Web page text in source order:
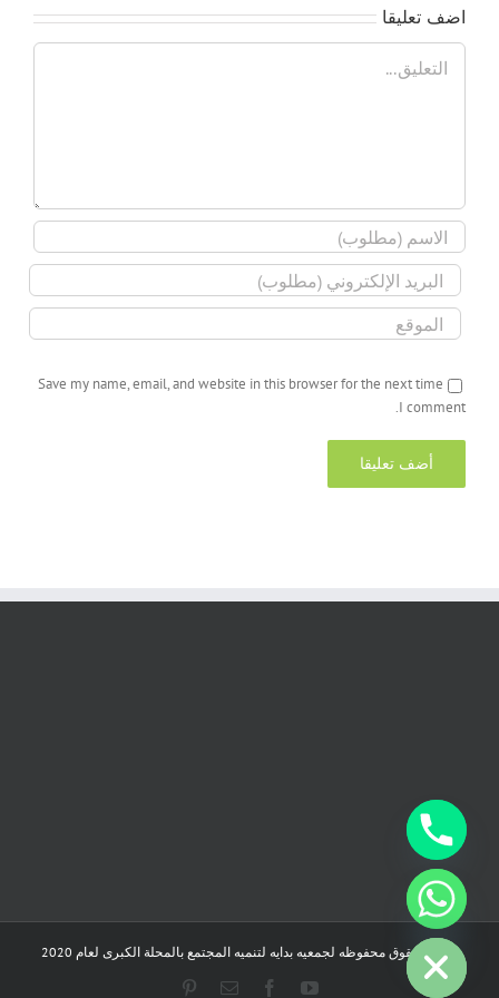
اضف تعليقا
تعليق
Save my name, email, and website in this browser for the next time
I comment.
جميع الحقوق محفوظه لجمعيه بدايه لتنميه المجتمع بالمحلة الكبرى لعام 2020
YouTube
Facebook
Email
Hide
chaty